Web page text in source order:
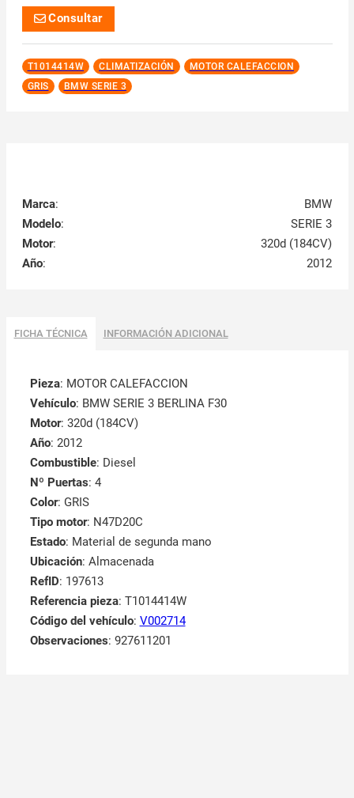
Consultar
T1014414W CLIMATIZACIÓN
MOTOR CALEFACCION
GRIS
BMW SERIE 3
Marca:
BMW
Modelo:
SERIE 3
Motor:
320d (184CV)
Año: 2012
FICHA TÉCNICA INFORMACIÓN ADICIONAL
Pieza: MOTOR CALEFACCION
Vehículo: BMW SERIE 3 BERLINA F30
Motor: 320d (184CV)
Año: 2012
Combustible: Diesel
Nº Puertas: 4
Color: GRIS
Tipo motor: N47D20C
Estado: Material de segunda mano
Ubicación: Almacenada
RefID: 197613
Referencia pieza: T1014414W
Código del vehículo: V002714
Observaciones: 927611201